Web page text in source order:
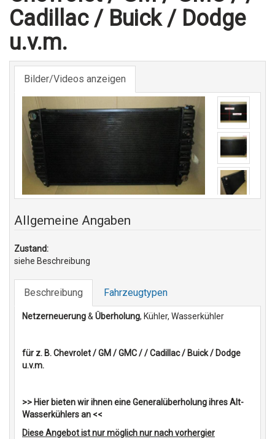
Cadillac / Buick / Dodge
u.v.m.
Bilder/Videos anzeigen
Allgemeine Angaben
Zustand:
siehe Beschreibung
Beschreibung Fahrzeugtypen
Netzerneuerung&Überholung, Kühler, Wasserkühler
für z. B. Chevrolet / GM / GMC / / Cadillac / Buick / Dodge
u.v.m.
>> Hier bieten wir ihnen eine Generalüberholung ihres Alt-
Wasserkühlers an <<
Diese Angebot ist nur möglich nur nach vorhergier